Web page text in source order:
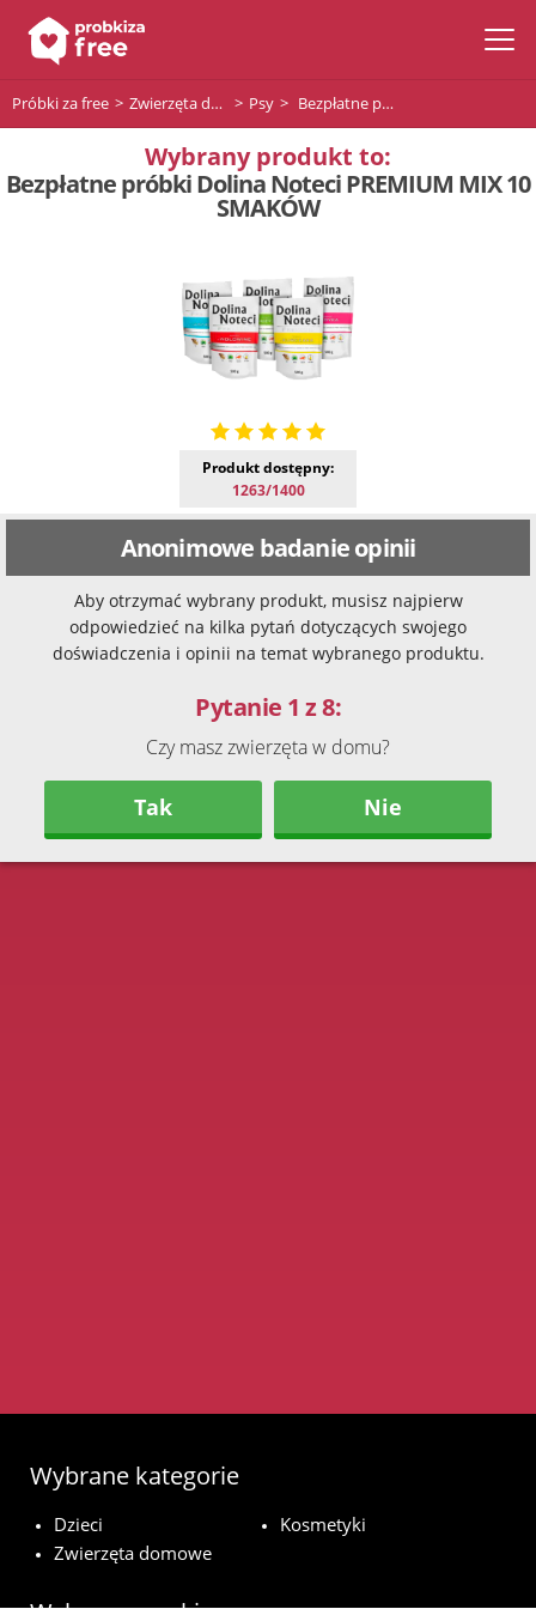
Próbki za free Zwierzęta domowe Psy Bezpłatne próbki Dolina Noteci PREMIUM MIX 10 SMAKÓW
Wybrany produkt to:
Bezpłatne próbki Dolina Noteci PREMIUM MIX 10
SMAKÓW
Produkt dostępny:
1263/1400
Anonimowe badanie opinii
Aby otrzymać wybrany produkt, musisz najpierw
odpowiedzieć na kilka pytań dotyczących swojego
doświadczenia i opinii na temat wybranego produktu.
Pytanie 1 z 8:
Czy masz zwierzęta w domu?
Tak Nie
Wybrane kategorie
Dzieci
Kosmetyki
Zwierzęta domowe